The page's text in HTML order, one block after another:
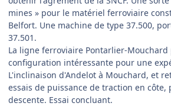
mines » pour le matériel ferroviaire
Belfort. Une machine de type 37.500,
37.501.
La ligne ferroviaire Pontarlier-
configuration intéressante pour une
L'inclinaison d'Andelot à Mouchard, et
essais de puissance de traction en côte,
descente. Essai concluant.